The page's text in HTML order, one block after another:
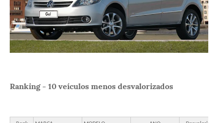
Ranking - 10 veículos menos desvalorizados